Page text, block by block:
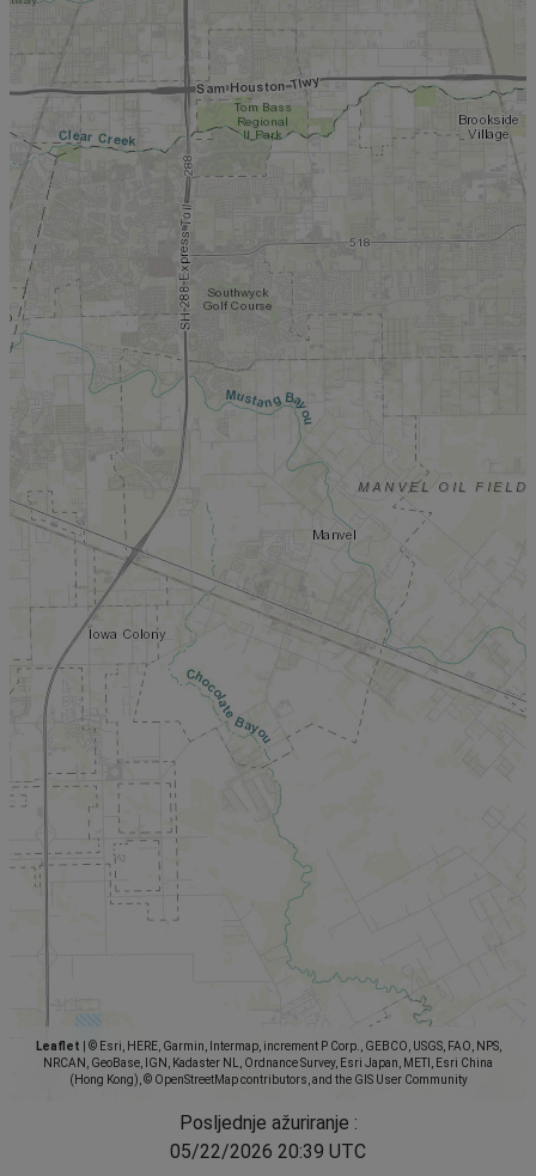
Leaflet
© Esri, HERE, Garmin, Intermap, increment P Corp., GEBCO, USGS, FAO, NPS,
NRCAN, GeoBase, IGN, Kadaster NL, Ordnance Survey, Esri Japan, METI, Esri China
(Hong Kong), © OpenStreetMap contributors, and the GIS User Community
Posljednje ažuriranje :
05/22/2026 20:39 UTC